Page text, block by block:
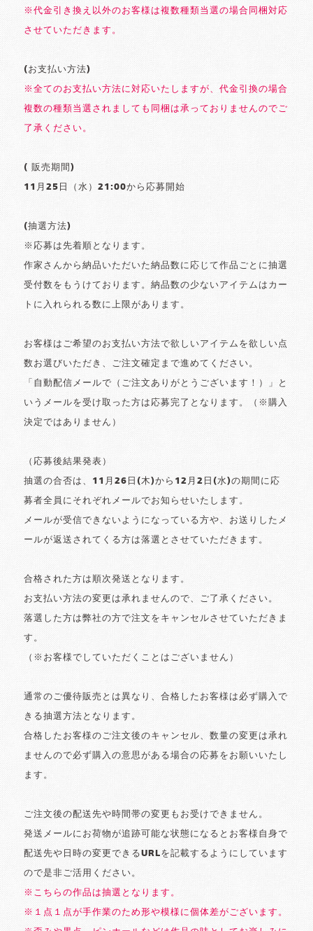
※代金引き換え以外のお客様は複数種類当選の場合同梱対応
させていただきます。
(お支払い方法)
※全てのお支払い方法に対応いたしますが、代金引換の場合
複数の種類当選されましても同梱は承っておりませんのでご
了承ください。
( 販売期間)
11月25日（水）21:00から応募開始
(抽選方法)
※応募は先着順となります。
作家さんから納品いただいた納品数に応じて作品ごとに抽選
受付数をもうけております。納品数の少ないアイテムはカー
トに入れられる数に上限があります。
お客様はご希望のお支払い方法で欲しいアイテムを欲しい点
数お選びいただき、ご注文確定まで進めてください。
「自動配信メールで（ご注文ありがとうございます！）」と
いうメールを受け取った方は応募完了となります。（※購入
決定ではありません）
（応募後結果発表）
抽選の合否は、11月26日(木)から12月2日(水)の期間に応
募者全員にそれぞれメールでお知らせいたします。
メールが受信できないようになっている方や、お送りしたメ
ールが返送されてくる方は落選とさせていただきます。
合格された方は順次発送となります。
お支払い方法の変更は承れませんので、ご了承ください。
落選した方は弊社の方で注文をキャンセルさせていただきま
す。
（※お客様でしていただくことはございません）
通常のご優待販売とは異なり、合格したお客様は必ず購入で
きる抽選方法となります。
合格したお客様のご注文後のキャンセル、数量の変更は承れ
ませんので必ず購入の意思がある場合の応募をお願いいたし
ます。
ご注文後の配送先や時間帯の変更もお受けできません。
発送メールにお荷物が追跡可能な状態になるとお客様自身で
配送先や日時の変更できるURLを記載するようにしています
ので是非ご活用ください。
※こちらの作品は抽選となります。
※１点１点が手作業のため形や模様に個体差がございます。